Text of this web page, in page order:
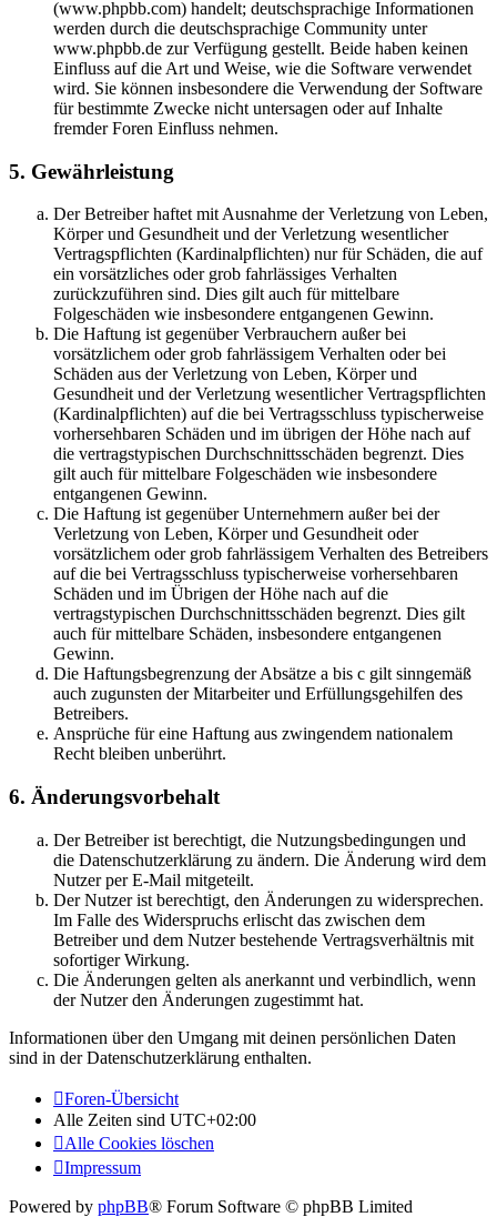
(www.phpbb.com) handelt; deutschsprachige Informationen
werden durch die deutschsprachige Community unter
www.phpbb.de zur Verfügung gestellt. Beide haben keinen
Einfluss auf die Art und Weise, wie die Software verwendet
wird. Sie können insbesondere die Verwendung der Software
für bestimmte Zwecke nicht untersagen oder auf Inhalte
fremder Foren Einfluss nehmen.
5. Gewährleistung
Der Betreiber haftet mit Ausnahme der Verletzung von Leben,
Körper und Gesundheit und der Verletzung wesentlicher
Vertragspflichten (Kardinalpflichten) nur für Schäden, die auf
ein vorsätzliches oder grob fahrlässiges Verhalten
zurückzuführen sind. Dies gilt auch für mittelbare
Folgeschäden wie insbesondere entgangenen Gewinn.
Die Haftung ist gegenüber Verbrauchern außer bei
vorsätzlichem oder grob fahrlässigem Verhalten oder bei
Schäden aus der Verletzung von Leben, Körper und
Gesundheit und der Verletzung wesentlicher Vertragspflichten
(Kardinalpflichten) auf die bei Vertragsschluss typischerweise
vorhersehbaren Schäden und im übrigen der Höhe nach auf
die vertragstypischen Durchschnittsschäden begrenzt. Dies
gilt auch für mittelbare Folgeschäden wie insbesondere
entgangenen Gewinn.
Die Haftung ist gegenüber Unternehmern außer bei der
Verletzung von Leben, Körper und Gesundheit oder
vorsätzlichem oder grob fahrlässigem Verhalten des Betreibers
auf die bei Vertragsschluss typischerweise vorhersehbaren
Schäden und im Übrigen der Höhe nach auf die
vertragstypischen Durchschnittsschäden begrenzt. Dies gilt
auch für mittelbare Schäden, insbesondere entgangenen
Gewinn.
Die Haftungsbegrenzung der Absätze a bis c gilt sinngemäß
auch zugunsten der Mitarbeiter und Erfüllungsgehilfen des
Betreibers.
Ansprüche für eine Haftung aus zwingendem nationalem
Recht bleiben unberührt.
6. Änderungsvorbehalt
Der Betreiber ist berechtigt, die Nutzungsbedingungen und
die Datenschutzerklärung zu ändern. Die Änderung wird dem
Nutzer per E-Mail mitgeteilt.
Der Nutzer ist berechtigt, den Änderungen zu widersprechen.
Im Falle des Widerspruchs erlischt das zwischen dem
Betreiber und dem Nutzer bestehende Vertragsverhältnis mit
sofortiger Wirkung.
Die Änderungen gelten als anerkannt und verbindlich, wenn
der Nutzer den Änderungen zugestimmt hat.
Informationen über den Umgang mit deinen persönlichen Daten
sind in der Datenschutzerklärung enthalten.
Foren-Übersicht
Alle Zeiten sind UTC+02:00
Alle Cookies löschen
Impressum
Powered by phpBB® Forum Software © phpBB Limited